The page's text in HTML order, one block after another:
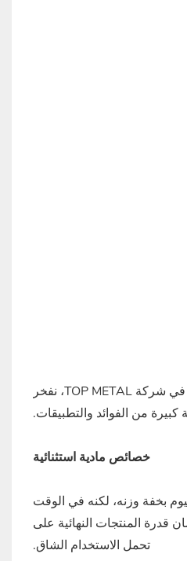
في مشهد التصنيع المتطور باستمرار، ظهرت صفائح الألومنيوم المثقبة كمواد متعددة الاستخدامات ولا غنى عنها. في شركة TOP METAL، نفخر
من الفوائد والتطبيقات.
خصائص مادية استثنائية
بخفة وزنه، لكنه في الوقت
قدرة المنتجات النهائية على
تحمل الاستخدام الشاق.